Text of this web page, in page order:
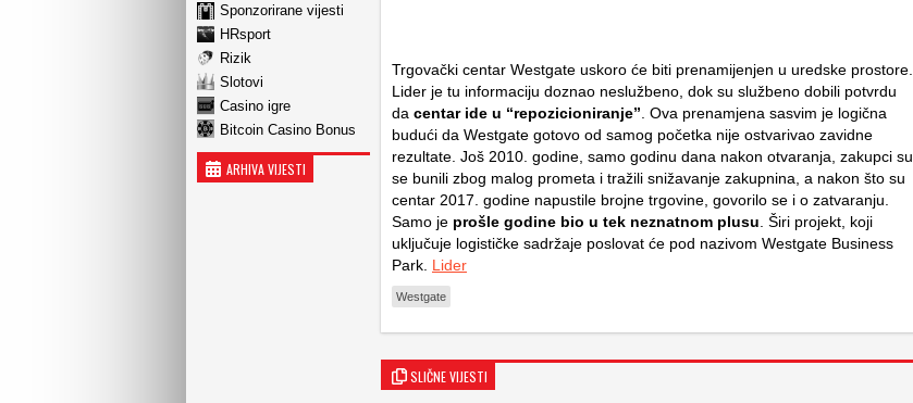
Sponzorirane vijesti
HRsport
Rizik
Slotovi
Casino igre
Bitcoin Casino Bonus
ARHIVA VIJESTI
Trgovački centar Westgate uskoro će biti prenamijenjen u uredske prostore.
Lider je tu informaciju doznao neslužbeno, dok su službeno dobili potvrdu
da centar ide u “repozicioniranje” . Ova prenamjena sasvim je logična
budući da Westgate gotovo od samog početka nije ostvarivao zavidne
rezultate. Još 2010. godine, samo godinu dana nakon otvaranja, zakupci su
se bunili zbog malog prometa i tražili snižavanje zakupnina, a nakon što su
centar 2017. godine napustile brojne trgovine, govorilo se i o zatvaranju.
Samo je prošle godine bio u tek neznatnom plusu . Širi projekt, koji
uključuje logističke sadržaje poslovat će pod nazivom Westgate Business
Park. Lider
Westgate
SLIČNE VIJESTI